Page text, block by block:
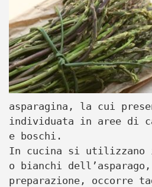
asparagina, la cui
individuata in aree di
e boschi.
In cucina si utilizzano
o bianchi
preparazione, occorre